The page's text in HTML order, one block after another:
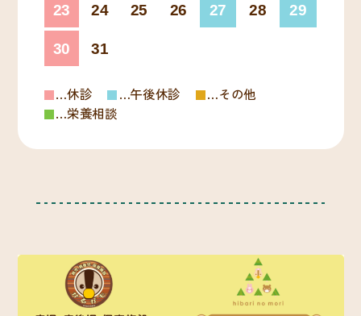
23 24 25 26 27 28 29
30 31
…休診 …午後休診
…その他
…栄養相談